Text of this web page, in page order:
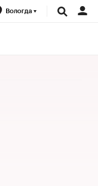
Вологда